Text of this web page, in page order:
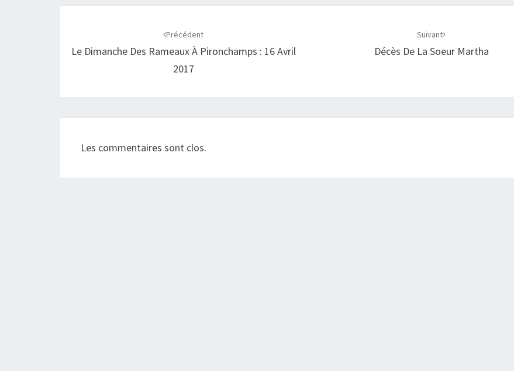
Précédent
Le Dimanche Des Rameaux À Pironchamps : 16 Avril
2017
Suivant
Décès De La Soeur Martha
Les commentaires sont clos.